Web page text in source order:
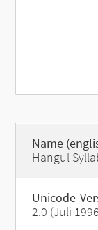
Name
Hangul
Unicode-
2.0 (Juli